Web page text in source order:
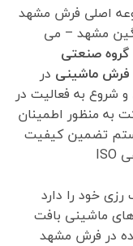
اصلی فرش مشهد
مشهد – می
گروه صنعتی
فرش ماشینی در
در سال ۱۳۵۶ تاسیس و شروع به فعالیت در
به منظور اطمینان
تضمین کیفیت
مناسبی را مطابق استاندارد مدیریت کیفی ISO
خود را دارد
ماشینی بافت
در فرش مشهد